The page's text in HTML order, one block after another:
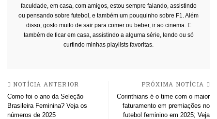
faculdade, em casa, com amigos, estou sempre falando, assistindo
ou pensando sobre futebol, e também um pouquinho sobre F1. Além
disso, gosto muito de sair para comer ou beber, ir ao cinema. E
também de ficar em casa, assistindo a alguma série, lendo ou só
curtindo minhas playlists favoritas.
NOTÍCIA ANTERIOR
Como foi o ano da Seleção
Brasileira Feminina? Veja os
números de 2025
PRÓXIMA NOTÍCIA
Corinthians é o time com o maior
faturamento em premiações no
futebol feminino em 2025; Veja